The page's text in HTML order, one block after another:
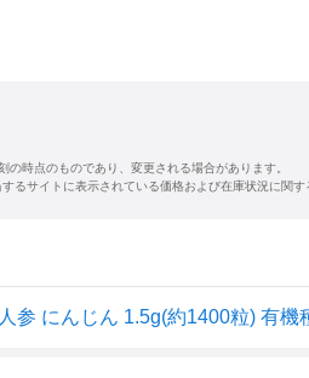
時点のものであり、変更される場合があります。
るサイトに表示されている価格および在庫状況に関す